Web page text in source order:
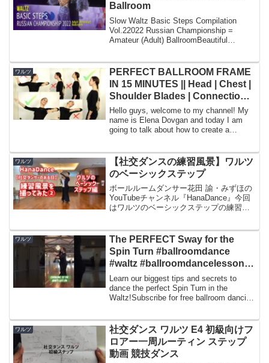
Ballroom
Slow Waltz Basic Steps Compilation
Vol.22022 Russian Championship =
Amateur (Adult) BallroomBeautiful
ワルツ
PERFECT BALLROOM FRAME
IN 15 MINUTES || Head | Chest |
Shoulder Blades | Connection
in Wrists
Hello guys, welcome to my channel! My
name is Elena Dovgan and today I am
going to talk about how to create a
ワルツ
【社交ダンスの練習風景】ワルツ
のベーシックステップ
ボールルームダンサー花田 諭・みずほの
YouTubeチャンネル『HanaDance』今回
はワルツのベーシックステップの練習シ
景】スローフォックストロットのベーシ
ックステ...
ワルツ
The PERFECT Sway for the
Spin Turn #ballroomdance
#waltz #ballroomdancelessons
#dancelessons #dance
Learn our biggest tips and secrets to
dance the perfect Spin Turn in the
Waltz!Subscribe for free ballroom dancing
ワルツ
社交ダンス ワルツ E4 初級向けフ
ロアー一周ルーティン ステップ
動画 競技ダンス